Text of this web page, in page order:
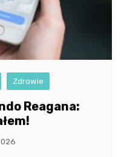
Zdrowie
Reagana: